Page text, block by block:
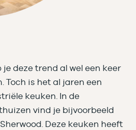
deze trend al wel een keer
Toch is het al jaren een
keuken. In de
vind je bijvoorbeeld
Deze keuken heeft